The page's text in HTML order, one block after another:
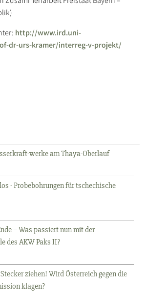
http://www.ird.uni-
dr-urs-kramer/interreg-v-projekt/
werke am Thaya-Oberlauf
- Probebohrungen für tschechische
– Was passiert nun mit der
des AKW Paks II?
ziehen! Wird Österreich gegen die
klagen?